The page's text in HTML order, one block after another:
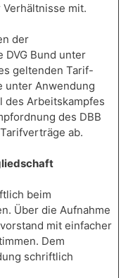
mit.
der
Bund unter
geltenden Tarif-
unter Anwendung
Arbeitskampfes
des DBB
ab.
beim
Über die Aufnahme
mit einfacher
Dem
schriftlich